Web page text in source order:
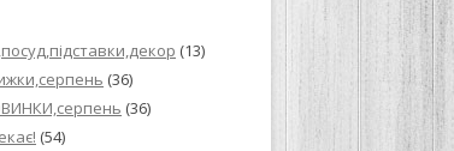
(13)
(36)
(36)
(54)